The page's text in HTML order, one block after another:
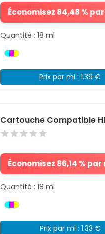
Économisez 84,48 %
Quantité : 18 ml
Prix par ml : 1.39 €
Cartouche Compatible
Économisez 86,14 %
Quantité : 18 ml
Prix par ml : 1.33 €